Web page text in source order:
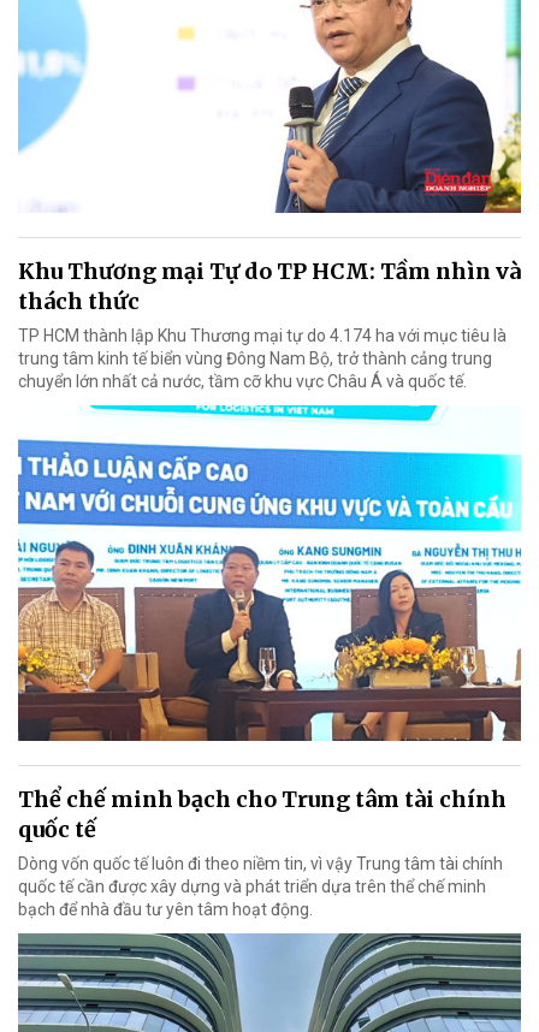
Khu Thương mại Tự do TP HCM: Tầm nhìn và
thách thức
TP HCM thành lập Khu Thương mại tự do 4.174 ha với mục tiêu là
trung tâm kinh tế biển vùng Đông Nam Bộ, trở thành cảng trung
chuyển lớn nhất cả nước, tầm cỡ khu vực Châu Á và quốc tế.
Thể chế minh bạch cho Trung tâm tài chính
quốc tế
Dòng vốn quốc tế luôn đi theo niềm tin, vì vậy Trung tâm tài chính
quốc tế cần được xây dựng và phát triển dựa trên thể chế minh
bạch để nhà đầu tư yên tâm hoạt động.